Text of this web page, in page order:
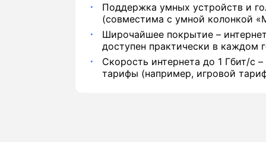
Поддержка умных устройств и
(совместима с умной колонкой
Широчайшее покрытие –
доступен практически в каждом
Скорость интернета до 1 Гбит/с
тарифы (например, игровой